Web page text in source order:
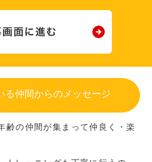
る仲間からのメッセージ
齢の仲間が集まって仲良く・楽